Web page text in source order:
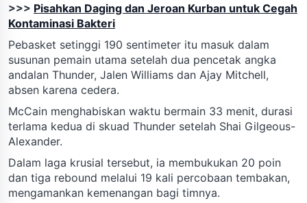
>>> Pisahkan Daging dan Jeroan Kurban untuk Cegah
Kontaminasi Bakteri
Pebasket setinggi 190 sentimeter itu masuk dalam
susunan pemain utama setelah dua pencetak angka
andalan Thunder, Jalen Williams dan Ajay Mitchell,
absen karena cedera.
McCain menghabiskan waktu bermain 33 menit, durasi
terlama kedua di skuad Thunder setelah Shai Gilgeous-
Alexander.
Dalam laga krusial tersebut, ia membukukan 20 poin
dan tiga rebound melalui 19 kali percobaan tembakan,
mengamankan kemenangan bagi timnya.